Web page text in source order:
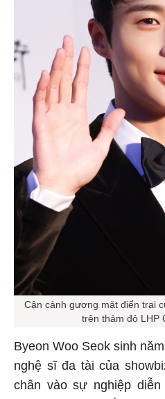
Cận cảnh gương mặt điển trai
trên thảm đỏ LHP
Byeon Woo Seok sinh
nghệ sĩ đa tài của
chân vào sự nghiệp